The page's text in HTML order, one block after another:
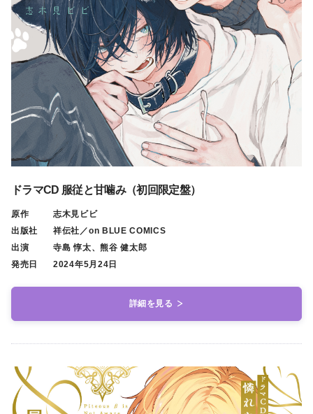
ドラマCD 服従と甘噛み（初回限定盤）
原作
志木見ビビ
出版社
祥伝社／on BLUE COMICS
出演
寺島 惇太、熊谷 健太郎
発売日
2024年5月24日
詳細を見る